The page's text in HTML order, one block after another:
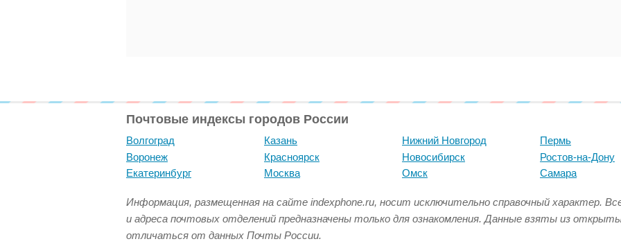
Почтовые индексы городов России
Волгоград
Воронеж
Екатеринбург
Казань
Красноярск
Москва
Нижний Новгород
Новосибирск
Омск
Пермь
Ростов-на-Дону
Самара
Информация, размещенная на сайте indexphone.ru, носит исключительно справочный характер.
и адреса почтовых отделений предназначены только для ознакомления. Данные взяты из
отличаться от данных Почты России.